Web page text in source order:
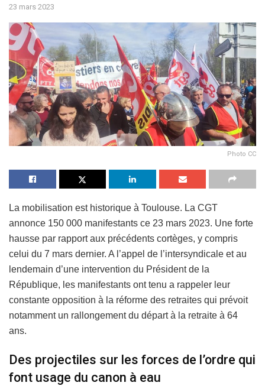
23 mars 2023
Photo CC
La mobilisation est historique à Toulouse. La CGT
annonce 150 000 manifestants ce 23 mars 2023. Une forte
hausse par rapport aux précédents cortèges, y compris
celui du 7 mars dernier. A l’appel de l’intersyndicale et au
lendemain d’une intervention du Président de la
République, les manifestants ont tenu a rappeler leur
constante opposition à la réforme des retraites qui prévoit
notamment un rallongement du départ à la retraite à 64
ans.
Des projectiles sur les forces de l’ordre qui
font usage du canon à eau